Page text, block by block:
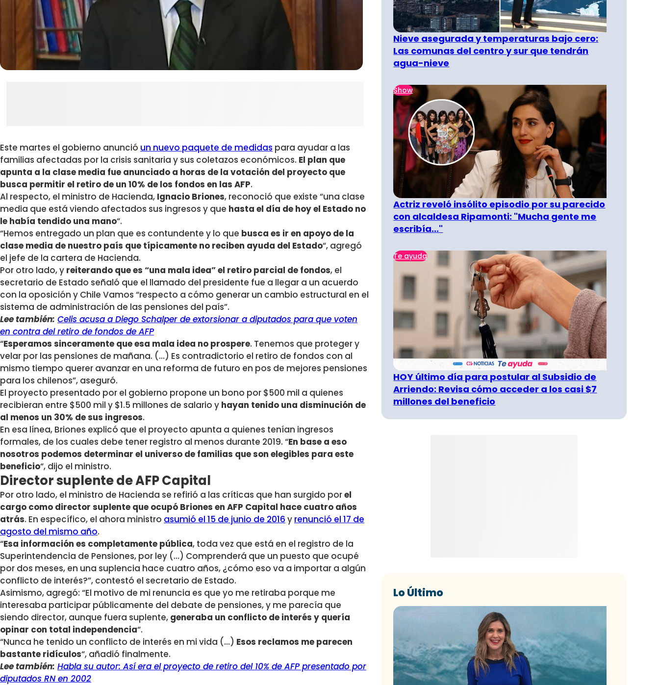
Este martes el gobierno anunció un nuevo paquete de medidas para ayudar a las
familias afectadas por la crisis sanitaria y sus coletazos económicos. El plan que
apunta a la clase media fue anunciado a horas de la votación del proyecto que
busca permitir el retiro de un 10% de los fondos en las AFP.
Al respecto, el ministro de Hacienda, Ignacio Briones, reconoció que existe “una clase
media que está viendo afectados sus ingresos y que hasta el día de hoy el Estado no
le había tendido una mano“.
“Hemos entregado un plan que es contundente y lo que busca es ir en apoyo de la
clase media de nuestro país que típicamente no reciben ayuda del Estado“, agregó
el jefe de la cartera de Hacienda.
Por otro lado, y reiterando que es “una mala idea” el retiro parcial de fondos, el
secretario de Estado señaló que el llamado del presidente fue a llegar a un acuerdo
con la oposición y Chile Vamos “respecto a cómo generar un cambio estructural en el
sistema de administración de las pensiones del país”.
Lee también: Celis acusa a Diego Schalper de extorsionar a diputados para que voten
en contra del retiro de fondos de AFP
“Esperamos sinceramente que esa mala idea no prospere. Tenemos que proteger y
velar por las pensiones de mañana. (…) Es contradictorio el retiro de fondos con al
mismo tiempo querer avanzar en una reforma de futuro en pos de mejores pensiones
para los chilenos”, aseguró.
El proyecto presentado por el gobierno propone un bono por $500 mil a quienes
recibieran entre $500 mil y $1.5 millones de salario y hayan tenido una disminución de
al menos un 30% de sus ingresos.
En esa línea, Briones explicó que el proyecto apunta a quienes tenían ingresos
formales, de los cuales debe tener registro al menos durante 2019. “En base a eso
nosotros podemos determinar el universo de familias que son elegibles para este
beneficio“, dijo el ministro.
Director suplente de AFP Capital
Por otro lado, el ministro de Hacienda se refirió a las críticas que han surgido porel
cargo como director suplente que ocupó Briones en AFP Capital hace cuatro años
atrás. En específico, el ahora ministro asumió el 15 de junio de 2016 y renunció el 17 de
agosto del mismo año.
“Esa información es completamente pública, toda vez que está en el registro de la
Superintendencia de Pensiones, por ley (…) Comprenderá que un puesto que ocupé
por dos meses, en una suplencia hace cuatro años, ¿cómo eso va a importar a algún
conflicto de interés?”, contestó el secretario de Estado.
Asimismo, agregó: “El motivo de mi renuncia es que yo me retiraba porque me
interesaba participar públicamente del debate de pensiones, y me parecía que
siendo director, aunque fuera suplente, generaba un conflicto de interés y quería
opinar con total independencia“.
“Nunca he tenido un conflicto de interés en mi vida (…) Esos reclamos me parecen
bastante ridículos“, añadió finalmente.
Lee también: Habla su autor: Así era el proyecto de retiro del 10% de AFP presentado por
diputados RN en 2002
Nieve asegurada y temperaturas bajo cero:
Las comunas del centro y sur que tendrán
agua-nieve
Show
Actriz reveló insólito episodio por su parecido
con alcaldesa Ripamonti: "Mucha gente me
escribía..."
Te ayuda
HOY último día para postular al Subsidio de
Arriendo: Revisa cómo acceder a los casi $7
millones del beneficio
Lo Último